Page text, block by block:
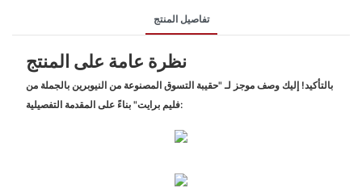
تفاصيل المنتج
نظرة عامة على المنتج
بالتأكيد! إليك وصف موجز لـ "حقيبة التسوق المصنوعة من النيوبرين بالجملة من
فليم برايت" بناءً على المقدمة التفصيلية: